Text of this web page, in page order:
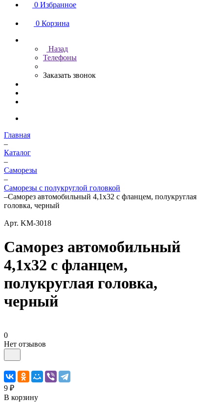
0 Избранное
0 Корзина
Назад
Телефоны
Заказать звонок
Главная
–
Каталог
–
Саморезы
–
Саморезы с полукруглой головкой
–Саморез автомобильный 4,1х32 с фланцем, полукруглая
головка, черный
Арт. KM-3018
Саморез автомобильный
4,1х32 с фланцем,
полукруглая головка,
черный
0
Нет отзывов
9 ₽
В корзину